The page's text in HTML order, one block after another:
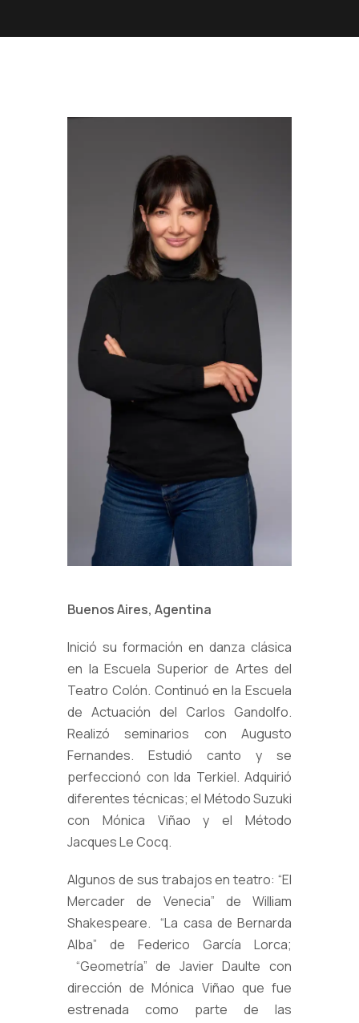
Buenos Aires, Agentina
Inició su formación en danza clásica
en la Escuela Superior de Artes del
Teatro Colón. Continuó en la Escuela
de Actuación del Carlos Gandolfo.
Realizó seminarios con Augusto
Fernandes. Estudió canto y se
perfeccionó con Ida Terkiel. Adquirió
diferentes técnicas; el Método Suzuki
con Mónica Viñao y el Método
Jacques Le Cocq.
Algunos de sus trabajos en teatro: “El
Mercader de Venecia” de William
Shakespeare. “La casa de Bernarda
Alba” de Federico García Lorca;
“Geometría” de Javier Daulte con
dirección de Mónica Viñao que fue
estrenada como parte de las